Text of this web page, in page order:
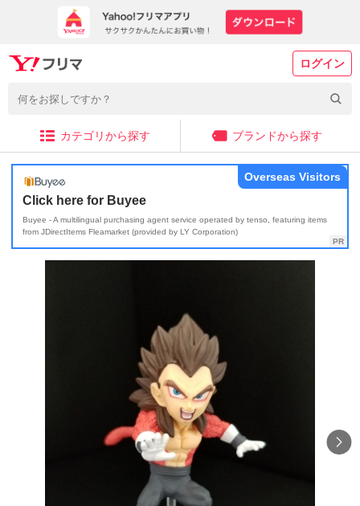
ログイン
カテゴリから探す ブランドから探す
Click here for Buyee
Buyee - A multilingual purchasing agent service operated by tenso, featuring items
from JDirectItems Fleamarket (provided by LY Corporation)
Overseas Visitors